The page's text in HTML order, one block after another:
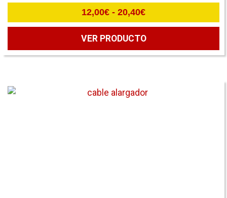
12,00€ - 20,40€Rango
de
desde
12,00€
hasta
VER PRODUCTO